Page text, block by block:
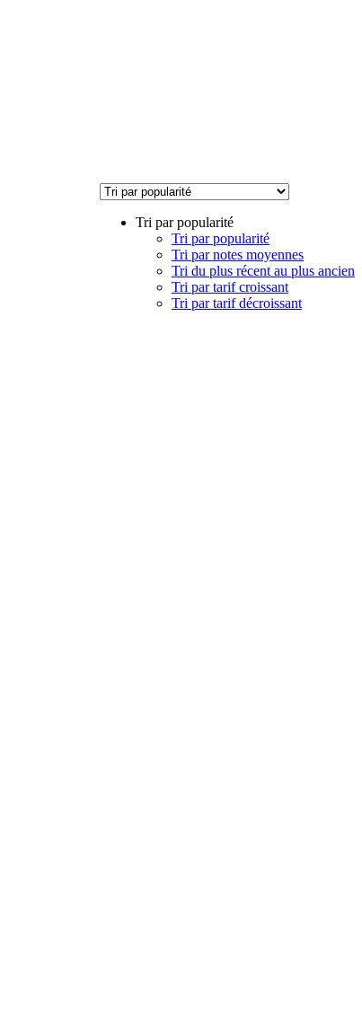
Tri par popularité
Tri par popularité
Tri par notes moyennes
Tri du plus récent au plus ancien
Tri par tarif croissant
Tri par tarif décroissant